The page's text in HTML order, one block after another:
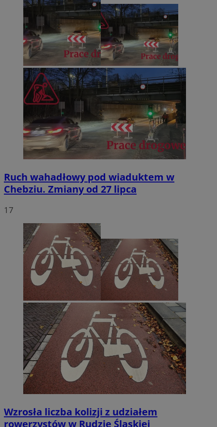
Ruch wahadłowy pod wiaduktem w
Chebziu. Zmiany od 27 lipca
17
Wzrosła liczba kolizji z udziałem
rowerzystów w Rudzie Śląskiej